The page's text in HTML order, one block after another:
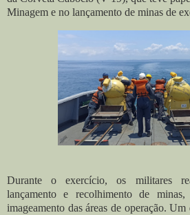
Minagem e no lançamento de minas de
Durante o exercício, os militares
lançamento e recolhimento de minas,
imageamento das áreas de operação.